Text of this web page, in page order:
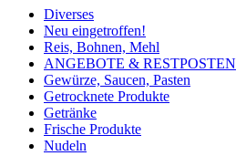
Diverses
Neu eingetroffen!
Reis, Bohnen, Mehl
ANGEBOTE & RESTPOSTEN
Gewürze, Saucen, Pasten
Getrocknete Produkte
Getränke
Frische Produkte
Nudeln